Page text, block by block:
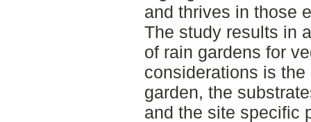
and thrives in those
The study results in
of rain gardens for
considerations is
garden, the
and the site specific